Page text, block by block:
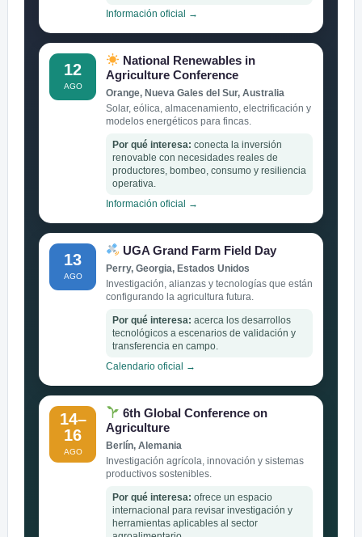
Información oficial →
12
AGO
National Renewables in
Agriculture Conference
Orange, Nueva Gales del Sur, Australia
Solar, eólica, almacenamiento, electrificación y
modelos energéticos para fincas.
Por qué interesa: conecta la inversión
renovable con necesidades reales de
productores, bombeo, consumo y resiliencia
operativa.
Información oficial →
13
AGO
UGA Grand Farm Field Day
Perry, Georgia, Estados Unidos
Investigación, alianzas y tecnologías que están
configurando la agricultura futura.
Por qué interesa: acerca los desarrollos
tecnológicos a escenarios de validación y
transferencia en campo.
Calendario oficial →
14–
16
AGO
6th Global Conference on
Agriculture
Berlín, Alemania
Investigación agrícola, innovación y sistemas
productivos sostenibles.
Por qué interesa: ofrece un espacio
internacional para revisar investigación y
herramientas aplicables al sector